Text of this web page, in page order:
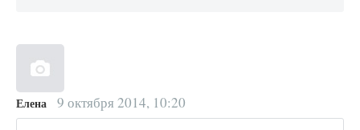
Елена 9 октября 2014, 10:20